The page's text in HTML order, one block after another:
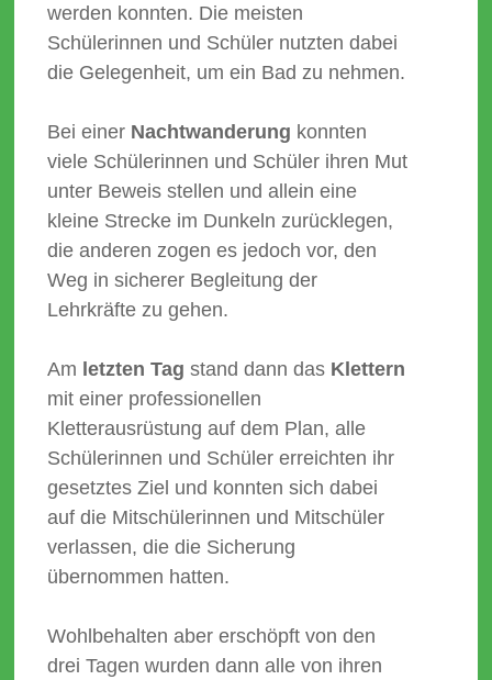
werden konnten. Die meisten
Schülerinnen und Schüler nutzten dabei
die Gelegenheit, um ein Bad zu nehmen.
Bei einer Nachtwanderung konnten
viele Schülerinnen und Schüler ihren Mut
unter Beweis stellen und allein eine
kleine Strecke im Dunkeln zurücklegen,
die anderen zogen es jedoch vor, den
Weg in sicherer Begleitung der
Lehrkräfte zu gehen.
Am letzten Tag stand dann das Klettern
mit einer professionellen
Kletterausrüstung auf dem Plan, alle
Schülerinnen und Schüler erreichten ihr
gesetztes Ziel und konnten sich dabei
auf die Mitschülerinnen und Mitschüler
verlassen, die die Sicherung
übernommen hatten.
Wohlbehalten aber erschöpft von den
drei Tagen wurden dann alle von ihren